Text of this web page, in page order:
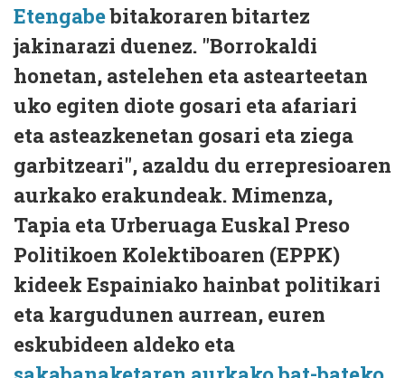
Etengabebitakoraren bitartez
jakinarazi duenez. "Borrokaldi
honetan, astelehen eta astearteetan
uko egiten diote gosari eta afariari
eta asteazkenetan gosari eta ziega
garbitzeari", azaldu du errepresioaren
aurkako erakundeak. Mimenza,
Tapia eta Urberuaga Euskal Preso
Politikoen Kolektiboaren (EPPK)
kideek Espainiako hainbat politikari
eta kargudunen aurrean, euren
eskubideen aldeko eta